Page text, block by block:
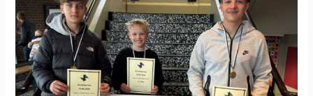
Vorfreude